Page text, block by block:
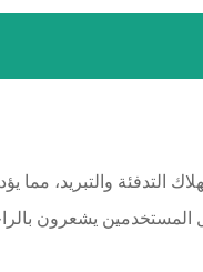
التدفئة والتبريد، مما
يشعرون